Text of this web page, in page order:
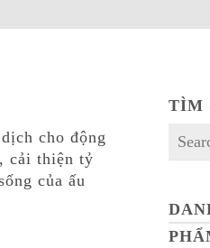
cho động
cải thiện tỷ
của ấu
TÌM